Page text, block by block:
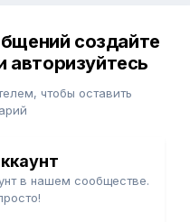
создайте
авторизуйтесь
чтобы оставить
в нашем сообществе.